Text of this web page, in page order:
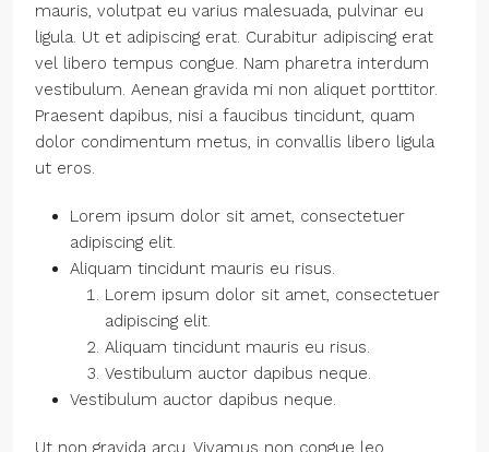
mauris, volutpat eu varius malesuada, pulvinar eu
ligula. Ut et adipiscing erat. Curabitur adipiscing erat
vel libero tempus congue. Nam pharetra interdum
vestibulum. Aenean gravida mi non aliquet porttitor.
Praesent dapibus, nisi a faucibus tincidunt, quam
dolor condimentum metus, in convallis libero ligula
ut eros.
Lorem ipsum dolor sit amet, consectetuer
adipiscing elit.
Aliquam tincidunt mauris eu risus.
Lorem ipsum dolor sit amet, consectetuer
adipiscing elit.
Aliquam tincidunt mauris eu risus.
Vestibulum auctor dapibus neque.
Vestibulum auctor dapibus neque.
Ut non gravida arcu. Vivamus non congue leo.